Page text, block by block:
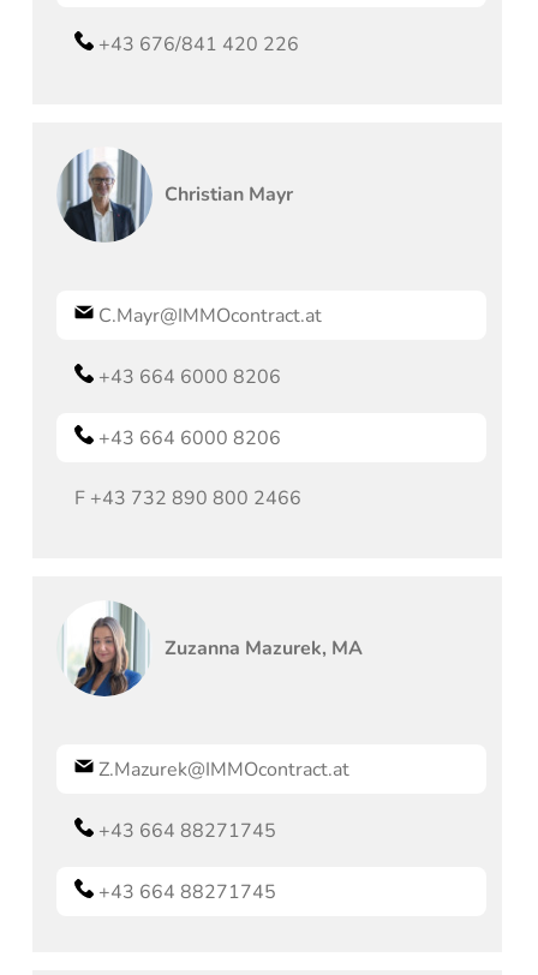
+43 676/841 420 226
Christian Mayr
C.Mayr@IMMOcontract.at
+43 664 6000 8206
+43 664 6000 8206
F +43 732 890 800 2466
Zuzanna Mazurek, MA
Z.Mazurek@IMMOcontract.at
+43 664 88271745
+43 664 88271745